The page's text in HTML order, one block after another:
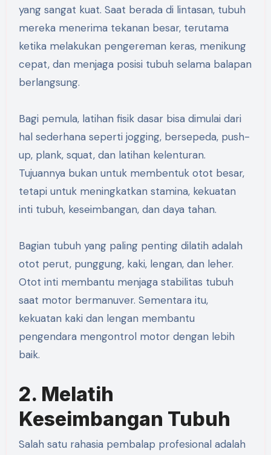
yang sangat kuat. Saat berada di lintasan, tubuh
mereka menerima tekanan besar, terutama
ketika melakukan pengereman keras, menikung
cepat, dan menjaga posisi tubuh selama balapan
berlangsung.
Bagi pemula, latihan fisik dasar bisa dimulai dari
hal sederhana seperti jogging, bersepeda, push-
up, plank, squat, dan latihan kelenturan.
Tujuannya bukan untuk membentuk otot besar,
tetapi untuk meningkatkan stamina, kekuatan
inti tubuh, keseimbangan, dan daya tahan.
Bagian tubuh yang paling penting dilatih adalah
otot perut, punggung, kaki, lengan, dan leher.
Otot inti membantu menjaga stabilitas tubuh
saat motor bermanuver. Sementara itu,
kekuatan kaki dan lengan membantu
pengendara mengontrol motor dengan lebih
baik.
2. Melatih
Keseimbangan Tubuh
Salah satu rahasia pembalap profesional adalah